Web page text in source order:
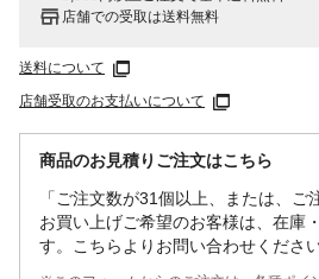
店舗での受取は送料無料
送料について
店舗受取のお支払いについて
商品のお見積りご注文はこちら
「ご注文数が31個以上、または、ご
お買い上げご希望のお客様は、在庫
す。こちらよりお問い合わせください